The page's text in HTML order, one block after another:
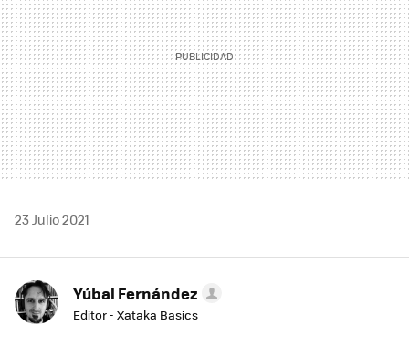
23 Julio 2021
Yúbal Fernández
Editor - Xataka Basics